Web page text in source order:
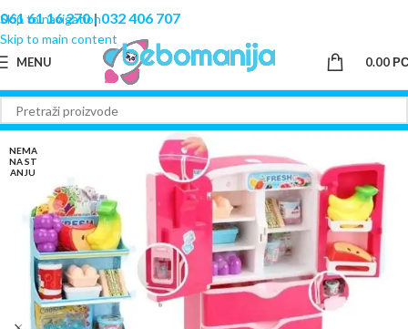
Skip to navigation
Skip to main content
061 61 16 270|032 406 707
MENU 0.00
NEMA
NA ST
ANJU